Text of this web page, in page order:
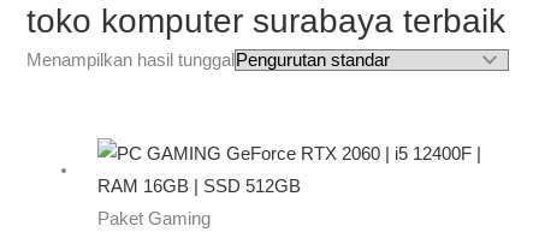
toko komputer surabaya terbaik
Menampilkan hasil tunggal
Paket Gaming